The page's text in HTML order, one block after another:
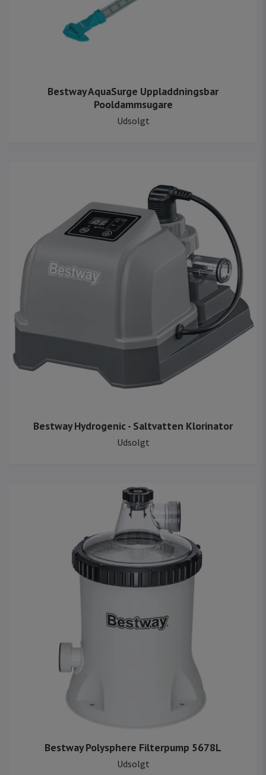
Bestway AquaSurge Uppladdningsbar
Pooldammsugare
Udsolgt
Bestway Hydrogenic - Saltvatten Klorinator
Udsolgt
Bestway Polysphere Filterpump 5678L
Udsolgt